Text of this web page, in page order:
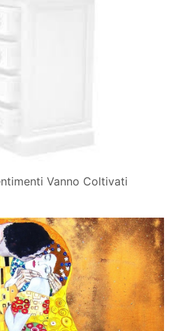
Vanno Coltivati